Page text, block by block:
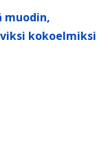
muodin,
kokoelmiksi